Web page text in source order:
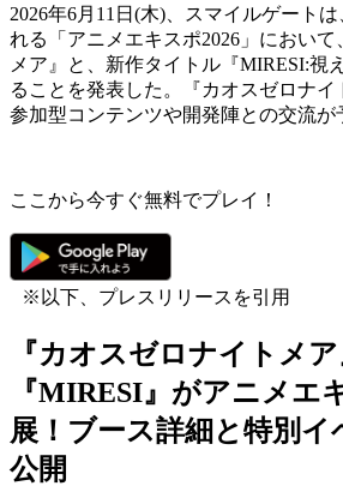
2026年6月11日(木)、スマイルゲート
れる「アニメエキスポ2026」において
メア』と、新作タイトル『MIRESI:視
ることを発表した。『カオスゼロナイ
参加型コンテンツや開発陣との交流が
ここから今すぐ無料でプレイ！
※以下、プレスリリースを引用
『カオスゼロナイトメア
『MIRESI』がアニメエ
展！ブース詳細と特別イ
公開